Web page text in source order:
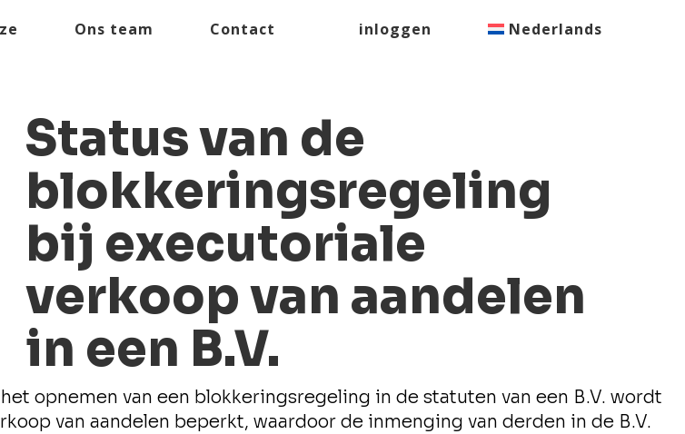
Ons team Contact inloggen Nederlands
Status van de
blokkeringsregeling
bij executoriale
verkoop van aandelen
in een B.V.
opnemen van een blokkeringsregeling in de statuten van een B.V. wordt
van aandelen beperkt, waardoor de inmenging van derden in de B.V.